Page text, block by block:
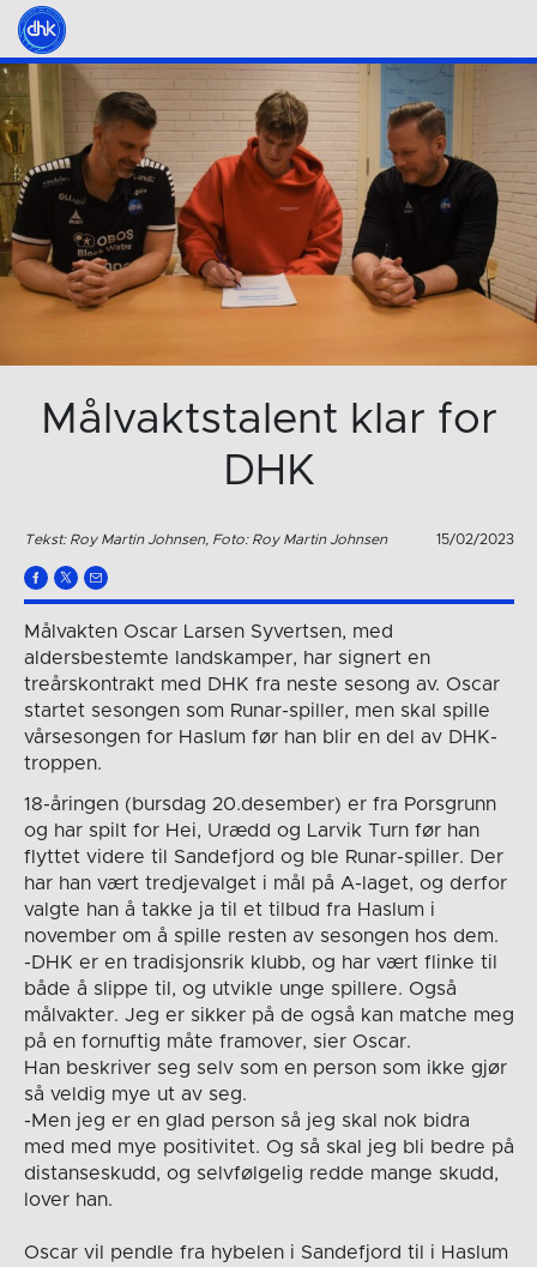
Målvaktstalent klar for
DHK
Tekst: Roy Martin Johnsen, Foto: Roy Martin Johnsen 15/02/2023
Målvakten Oscar Larsen Syvertsen, med
aldersbestemte landskamper, har signert en
treårskontrakt med DHK fra neste sesong av. Oscar
startet sesongen som Runar-spiller, men skal spille
vårsesongen for Haslum før han blir en del av DHK-
troppen.
18-åringen (bursdag 20.desember) er fra Porsgrunn
og har spilt for Hei, Urædd og Larvik Turn før han
flyttet videre til Sandefjord og ble Runar-spiller. Der
har han vært tredjevalget i mål på A-laget, og derfor
valgte han å takke ja til et tilbud fra Haslum i
november om å spille resten av sesongen hos dem.
-DHK er en tradisjonsrik klubb, og har vært flinke til
både å slippe til, og utvikle unge spillere. Også
målvakter. Jeg er sikker på de også kan matche meg
på en fornuftig måte framover, sier Oscar.
Han beskriver seg selv som en person som ikke gjør
så veldig mye ut av seg.
-Men jeg er en glad person så jeg skal nok bidra
med med mye positivitet. Og så skal jeg bli bedre på
distanseskudd, og selvfølgelig redde mange skudd,
lover han.
Oscar vil pendle fra hybelen i Sandefjord til i Haslum